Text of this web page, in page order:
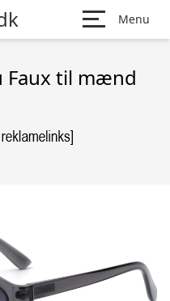
Menu
Faux til mænd